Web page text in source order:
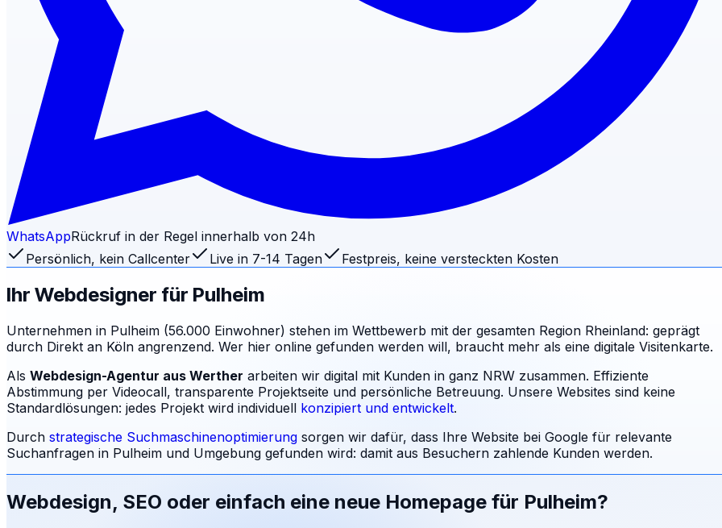
WhatsAppRückruf in der Regel innerhalb von 24h
Persönlich, kein Callcenter
Live in 7-14 Tagen Festpreis, keine versteckten Kosten
Ihr Webdesigner für Pulheim
Unternehmen in Pulheim (56.000 Einwohner) stehen im Wettbewerb mit der gesamten Region Rheinland: geprägt
durch Direkt an Köln angrenzend. Wer hier online gefunden werden will, braucht mehr als eine digitale Visitenkarte.
Als Webdesign-Agentur aus Werther arbeiten wir digital mit Kunden in ganz NRW zusammen. Effiziente
Abstimmung per Videocall, transparente Projektseite und persönliche Betreuung. Unsere Websites sind keine
Standardlösungen: jedes Projekt wird individuell konzipiert und entwickelt.
Durch strategische Suchmaschinenoptimierung sorgen wir dafür, dass Ihre Website bei Google für relevante
Suchanfragen in Pulheim und Umgebung gefunden wird: damit aus Besuchern zahlende Kunden werden.
Webdesign, SEO oder einfach eine neue Homepage für Pulheim?